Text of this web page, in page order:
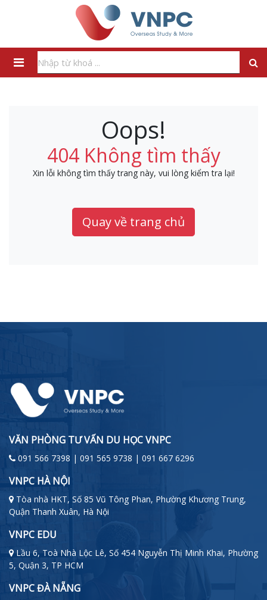
Oops!
404 Không tìm thấy
Xin lỗi không tìm thấy trang này, vui lòng kiểm tra lại!
Quay về trang chủ
VĂN PHÒNG TƯ VẤN DU HỌC VNPC
091 566 7398 | 091 565 9738 | 091 667 6296
VNPC HÀ NỘI
Tòa nhà HKT, Số 85 Vũ Tông Phan, Phường Khương Trung,
Quận Thanh Xuân, Hà Nội
VNPC EDU
Lầu 6, Toà Nhà Lộc Lê, Số 454 Nguyễn Thị Minh Khai, Phường
5, Quận 3, TP HCM
VNPC ĐÀ NẴNG